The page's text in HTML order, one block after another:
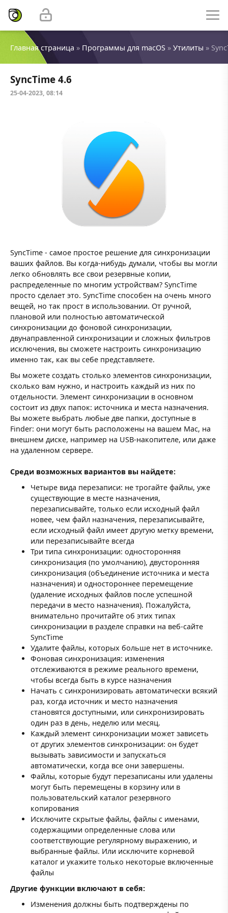
Главная страница » Программы для macOS » Утилиты »
SyncTime 4.6
25-04-2023, 08:14
SyncTime - самое простое решение для синхронизации
ваших файлов. Вы когда-нибудь думали, чтобы вы могли
легко обновлять все свои резервные копии,
распределенные по многим устройствам? SyncTime
просто сделает это. SyncTime способен на очень много
вещей, но так прост в использовании. От ручной,
плановой или полностью автоматической
синхронизации до фоновой синхронизации,
двунаправленной синхронизации и сложных фильтров
исключения, вы сможете настроить синхронизацию
именно так, как вы себе представляете.
Вы можете создать столько элементов синхронизации,
сколько вам нужно, и настроить каждый из них по
отдельности. Элемент синхронизации в основном
состоит из двух папок: источника и места назначения.
Вы можете выбрать любые две папки, доступные в
Finder: они могут быть расположены на вашем Mac, на
внешнем диске, например на USB-накопителе, или даже
на удаленном сервере.
Среди возможных вариантов вы найдете:
Четыре вида перезаписи: не трогайте файлы, уже
существующие в месте назначения,
перезаписывайте, только если исходный файл
новее, чем файл назначения, перезаписывайте,
если исходный файл имеет другую метку времени,
или перезаписывайте всегда
Три типа синхронизации: односторонняя
синхронизация (по умолчанию), двусторонняя
синхронизация (объединение источника и места
назначения) и одностороннее перемещение
(удаление исходных файлов после успешной
передачи в место назначения). Пожалуйста,
внимательно прочитайте об этих типах
синхронизации в разделе справки на веб-сайте
SyncTime
Удалите файлы, которых больше нет в источнике.
Фоновая синхронизация: изменения
отслеживаются в режиме реального времени,
чтобы всегда быть в курсе назначения
Начать с синхронизировать автоматически всякий
раз, когда источник и место назначения
становятся доступными, или синхронизировать
один раз в день, неделю или месяц.
Каждый элемент синхронизации может зависеть
от других элементов синхронизации: он будет
вызывать зависимости и запускаться
автоматически, когда все они завершены.
Файлы, которые будут перезаписаны или удалены
могут быть перемещены в корзину или в
пользовательский каталог резервного
копирования
Исключите скрытые файлы, файлы с именами,
содержащими определенные слова или
соответствующие регулярному выражению, и
выбранные файлы. Или исключите корневой
каталог и укажите только некоторые включенные
файлы
Другие функции включают в себя:
Изменения должны быть подтверждены по